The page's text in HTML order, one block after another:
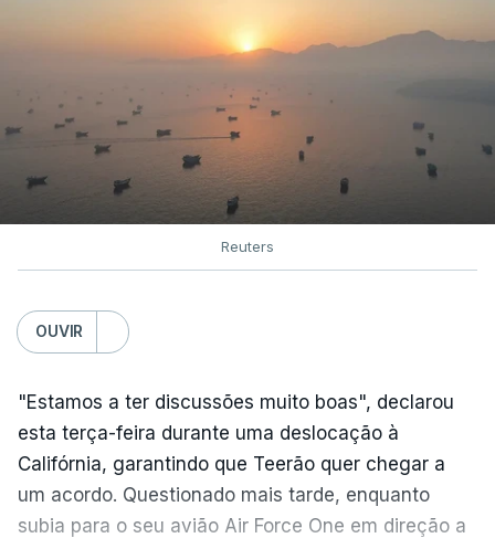
Reuters
OUVIR
"Estamos a ter discussões muito boas", declarou
esta terça-feira durante uma deslocação à
Califórnia, garantindo que Teerão quer chegar a
um acordo. Questionado mais tarde, enquanto
subia para o seu avião Air Force One em direção a